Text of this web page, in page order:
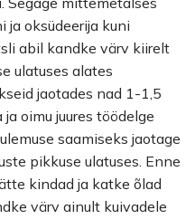
ja oksüdeerija kuni
abil kandke värv kiirelt
ulatuses alates
jaotades nad 1-1,5
oimu juures töödelge
saamiseks jaotage
pikkuse ulatuses. Enne
kindad ja katke õlad
värv ainult kuivadele